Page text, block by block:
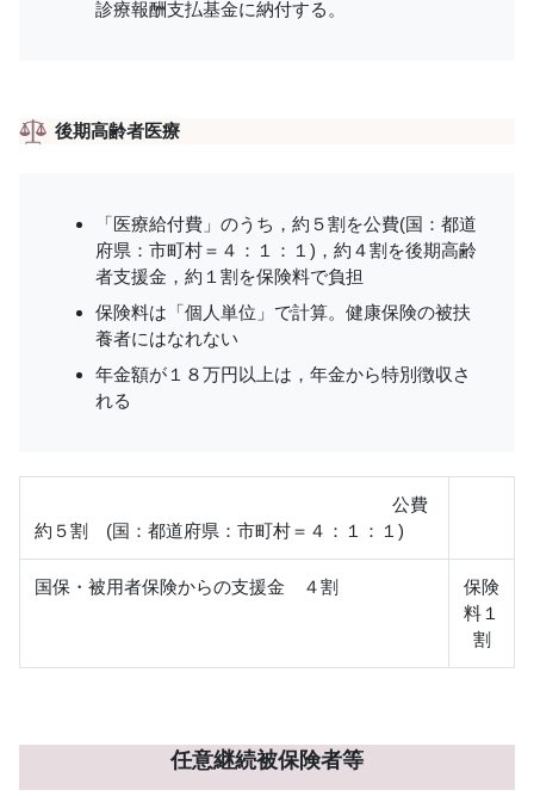
診療報酬支払基金に納付する。
後期高齢者医療
「医療給付費」のうち，約５割を公費(国：都道
府県：市町村＝４：１：１)，約４割を後期高齢
者支援金，約１割を保険料で負担
保険料は「個人単位」で計算。健康保険の被扶
養者にはなれない
年金額が１８万円以上は，年金から特別徴収さ
れる
公費
約５割 (国：都道府県：市町村＝４：１：１)
国保・被用者保険からの支援金 ４割
保険
料１
割
任意継続被保険者等